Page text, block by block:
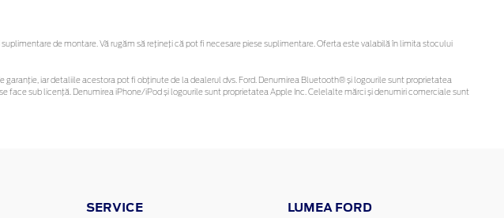
de montare. Vă rugăm să rețineți că pot fi necesare piese suplimentare. Oferta este valabilă în limita stocului
iar detaliile acestora pot fi obținute de la dealerul dvs. Ford. Denumirea Bluetooth® și logourile sunt proprietatea
face sub licență. Denumirea iPhone/iPod și logourile sunt proprietatea Apple Inc. Celelalte mărci și denumiri comerciale sunt
SERVICE LUMEA FORD